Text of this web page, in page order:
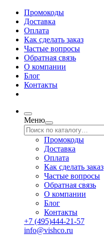
Промокоды
Доставка
Оплата
Как сделать заказ
Частые вопросы
Обратная связь
О компании
Блог
Контакты
Меню
Промокоды
Доставка
Оплата
Как сделать заказ
Частые вопросы
Обратная связь
О компании
Блог
Контакты
+7 (495)444-21-57
info@vishco.ru